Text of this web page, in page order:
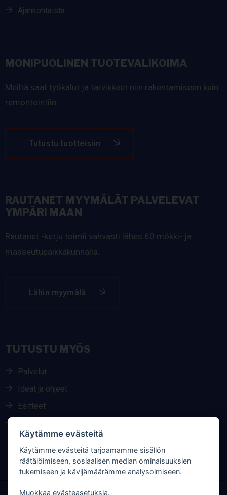
Ajankohtaista
MONIPUOLINEN TUOTEVALIKOIMA
Meiltä saat työkalut ja tarvikkeet niin rakentamiseen kuin
remontointiin.
Tutustu tuotteisiin
RAUTANET MYYMÄLÄT PALVELEVAT
YMPÄRI MAAN
Rautanet -ketju toimii vahvasti lähes 60 mökki- ja
maaseutupaikkakunnalla.
Lähin myymälä
TUTUSTU MYÖS
Palvelut
Ideat ja ohjeet
Esitteet
Käytämme evästeitä
Käytämme evästeitä tarjoamamme sisällön
räätälöimiseen, sosiaalisen median ominaisuuksien
tukemiseen ja kävijämäärämme analysoimiseen.
Muokkaa evästeasetuksia.